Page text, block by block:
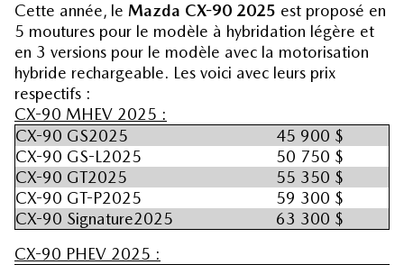
Cette année, le Mazda CX-90 2025 est proposé en
5 moutures pour le modèle à hybridation légère et
en 3 versions pour le modèle avec la motorisation
hybride rechargeable. Les voici avec leurs prix
respectifs :
CX-90 MHEV 2025 :
CX-90 GS2025
45 900 $
CX-90 GS-L2025
50 750 $
CX-90 GT2025
55 350 $
CX-90 GT-P2025
59 300 $
CX-90 Signature2025
63 300 $
CX-90 PHEV 2025 :